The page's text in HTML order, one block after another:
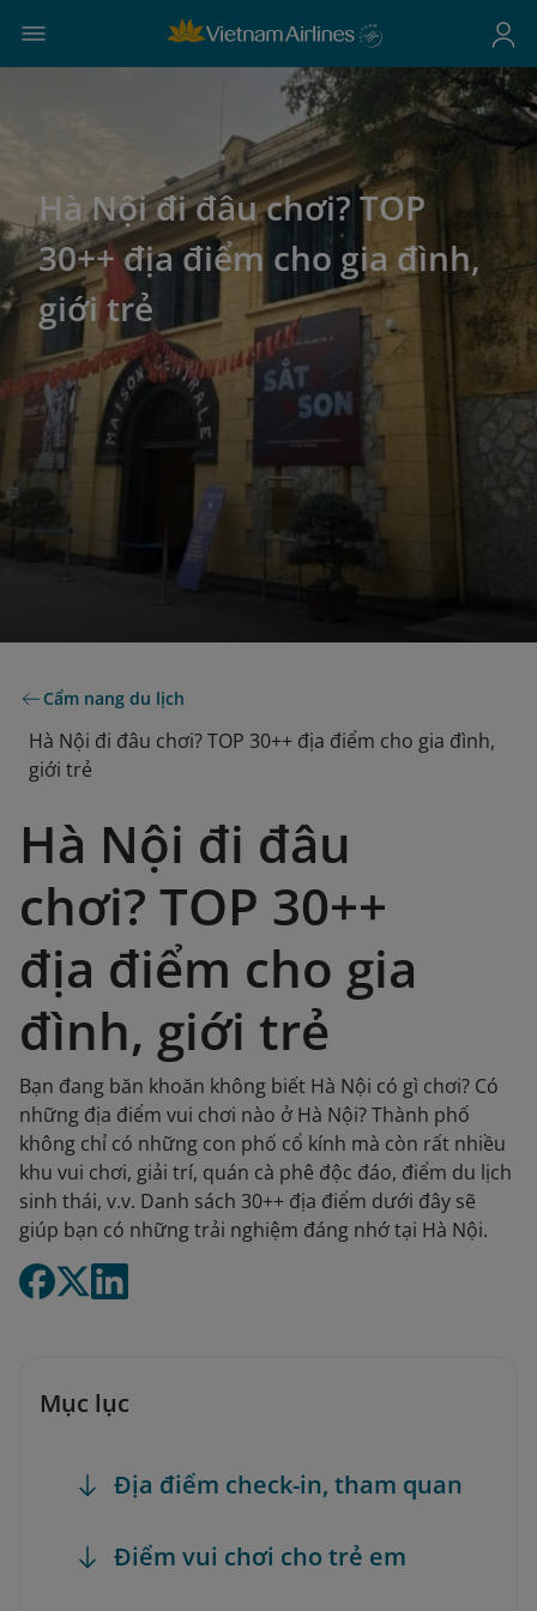
Hà Nội đi đâu chơi? TOP
30++ địa điểm cho gia đình,
giới trẻ
Cẩm nang du lịch
Hà Nội đi đâu chơi? TOP 30++ địa điểm cho gia đình,
giới trẻ
Hà Nội đi đâu
chơi? TOP 30++
địa điểm cho gia
đình, giới trẻ
Bạn đang băn khoăn không biết Hà Nội có gì chơi? Có
những địa điểm vui chơi nào ở Hà Nội? Thành phố
không chỉ có những con phố cổ kính mà còn rất nhiều
khu vui chơi, giải trí, quán cà phê độc đáo, điểm du lịch
sinh thái, v.v. Danh sách 30++ địa điểm dưới đây sẽ
giúp bạn có những trải nghiệm đáng nhớ tại Hà Nội.
Mục lục
Địa điểm check-in, tham quan
Điểm vui chơi cho trẻ em